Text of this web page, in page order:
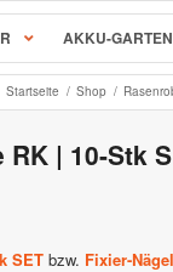
& SOLO Mähroboter
Robolinho Mähroboter |
| SOLO Robolinho
AKKU-GARTEN
Startseite / Shop /
| 10-Stk
SET bzw. Fixier-